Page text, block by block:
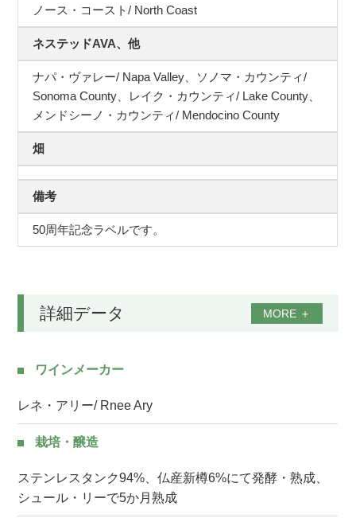
ノース・コースト/ North Coast
ネステッドAVA、他
ナパ・ヴァレー/ Napa Valley、ソノマ・カウンティ/
Sonoma County、レイク・カウンティ/ Lake County、
メンドシーノ・カウンティ/ Mendocino County
畑
備考
50周年記念ラベルです。
詳細データ MORE ＋
ワインメーカー
レネ・アリー/ Rnee Ary
栽培・醸造
ステンレスタンク94%、仏産新樽6%にて発酵・熟成、
シュール・リーで5か月熟成